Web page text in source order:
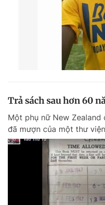
Trả sách sau hơn 60
Một phụ nữ New
đã mượn của một thư